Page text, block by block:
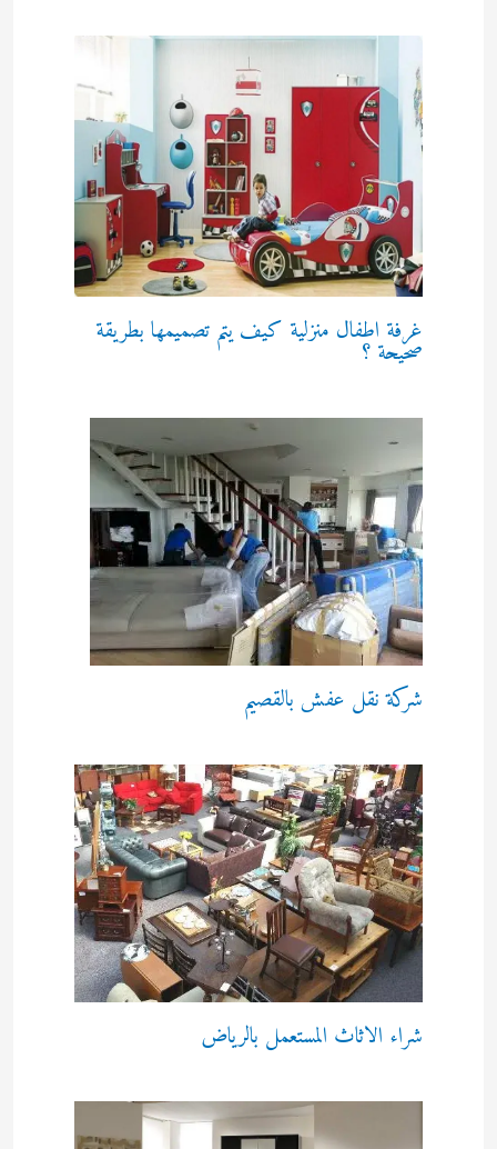
غرفة اطفال منزلية كيف يتم تصميمها بطريقة
صحيحة ؟
شركة نقل عفش بالقصيم
شراء الاثاث المستعمل بالرياض